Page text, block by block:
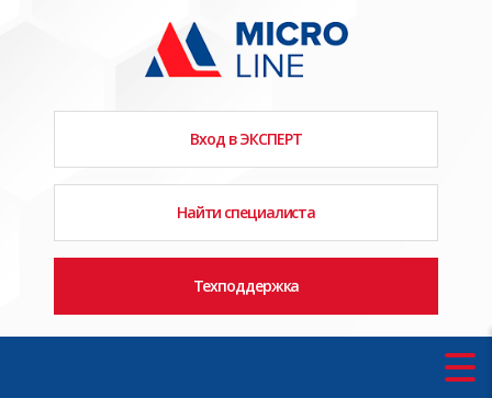
Вход в ЭКСПЕРТ
Найти специалиста
Техподдержка